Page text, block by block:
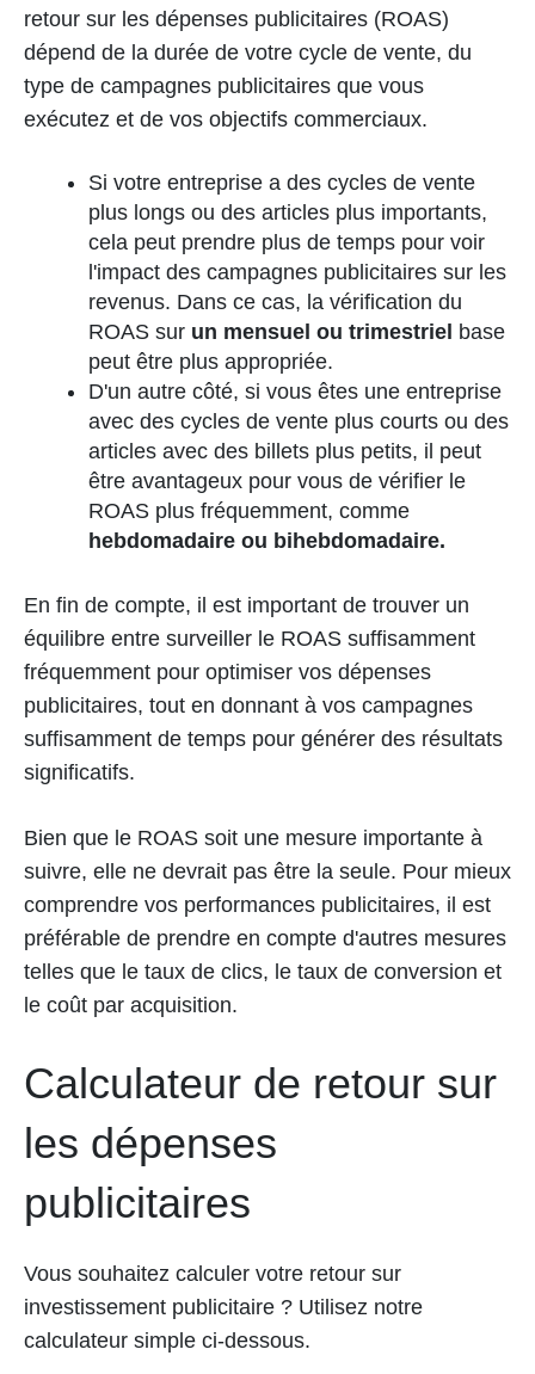
retour sur les dépenses publicitaires (ROAS)
dépend de la durée de votre cycle de vente, du
type de campagnes publicitaires que vous
exécutez et de vos objectifs commerciaux.
Si votre entreprise a des cycles de vente
plus longs ou des articles plus importants,
cela peut prendre plus de temps pour voir
l'impact des campagnes publicitaires sur les
revenus. Dans ce cas, la vérification du
ROAS sur un mensuel ou trimestriel base
peut être plus appropriée.
D'un autre côté, si vous êtes une entreprise
avec des cycles de vente plus courts ou des
articles avec des billets plus petits, il peut
être avantageux pour vous de vérifier le
ROAS plus fréquemment, comme
hebdomadaire ou bihebdomadaire.
En fin de compte, il est important de trouver un
équilibre entre surveiller le ROAS suffisamment
fréquemment pour optimiser vos dépenses
publicitaires, tout en donnant à vos campagnes
suffisamment de temps pour générer des résultats
significatifs.
Bien que le ROAS soit une mesure importante à
suivre, elle ne devrait pas être la seule. Pour mieux
comprendre vos performances publicitaires, il est
préférable de prendre en compte d'autres mesures
telles que le taux de clics, le taux de conversion et
le coût par acquisition.
Calculateur de retour sur
les dépenses
publicitaires
Vous souhaitez calculer votre retour sur
investissement publicitaire ? Utilisez notre
calculateur simple ci-dessous.